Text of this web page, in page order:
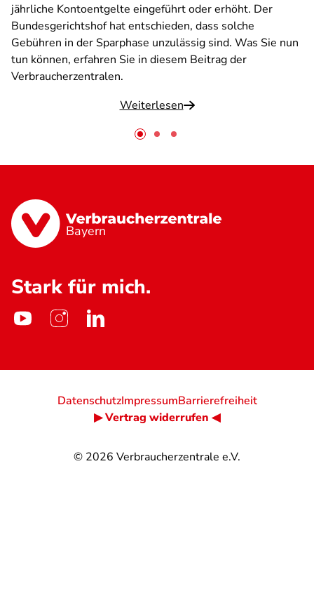
jährliche Kontoentgelte eingeführt oder erhöht. Der
Bundesgerichtshof hat entschieden, dass solche
Gebühren in der Sparphase unzulässig sind. Was Sie nun
tun können, erfahren Sie in diesem Beitrag der
Verbraucherzentralen.
Weiterlesen
Bayern
Stark für mich.
© 2026 Verbraucherzentrale e.V.
DatenschutzImpressumBarrierefreiheit
▶ Vertrag widerrufen ◀